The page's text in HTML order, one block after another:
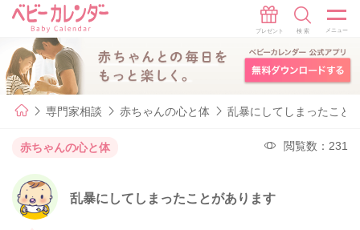
専門家相談 赤ちゃんの心と体 乱暴にしてしまったこと
赤ちゃんの心と体 閲覧数：231
乱暴にしてしまったことがあります